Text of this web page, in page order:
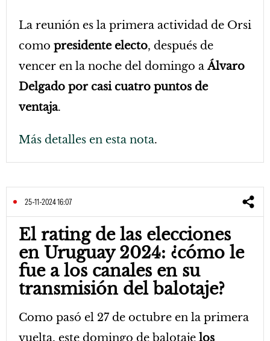
La reunión es la primera actividad de Orsi
como presidente electo, después de
vencer en la noche del domingo aÁlvaro
Delgado por casi cuatro puntos de
ventaja.
Más detalles en esta nota.
25-11-2024 16:07
El rating de las elecciones
en Uruguay 2024: ¿cómo le
fue a los canales en su
transmisión del balotaje?
Como pasó el 27 de octubre en la primera
vuelta, este domingo de balotaje los